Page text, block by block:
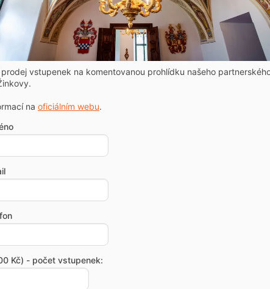
vstupenek na komentovanou prohlídku našeho
na oficiálním webu.
Kč) - počet vstupenek: